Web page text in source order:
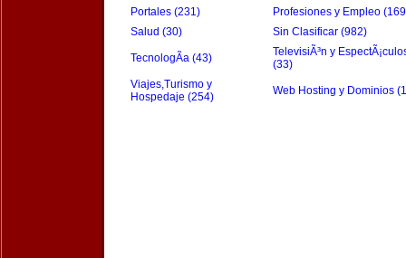
Portales (231)
Profesiones y Empleo
Salud (30)
Sin Clasificar (982)
TecnologÃ­a (43)
TelevisiÃ³n y
(33)
Viajes,Turismo y
Hospedaje (254)
Web Hosting y Dominios